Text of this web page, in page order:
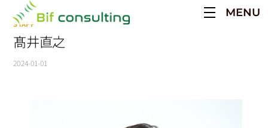
content
MENU
STAFF
髙井直之
2024-01-01